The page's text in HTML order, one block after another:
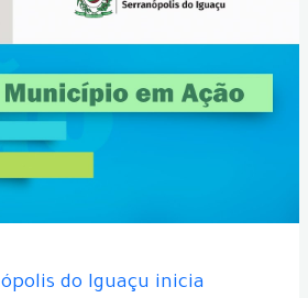
do Iguaçu inicia